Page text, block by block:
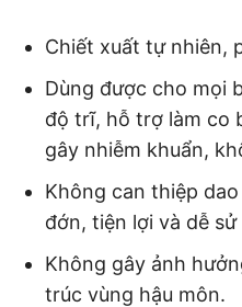
Chiết xuất tự nhiên,
Dùng được cho mọi
độ trĩ, hỗ trợ làm co
gây nhiễm khuẩn,
Không can thiệp
đớn, tiện lợi và dễ sử
Không gây ảnh
trúc vùng hậu môn.